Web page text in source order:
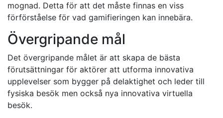
mognad. Detta för att det måste finnas en viss
förförståelse för vad gamifieringen kan innebära.
Övergripande mål
Det övergripande målet är att skapa de bästa
förutsättningar för aktörer att utforma innovativa
upplevelser som bygger på delaktighet och leder till
fysiska besök men också nya innovativa virtuella
besök.